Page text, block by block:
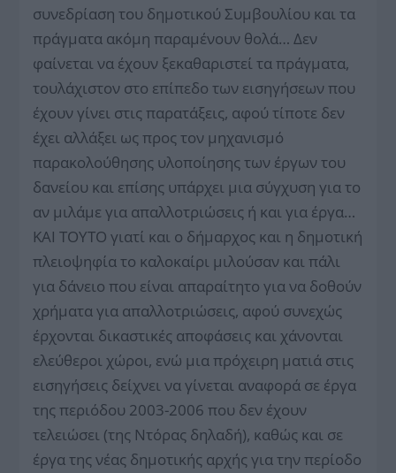
συνεδρίαση του δημοτικού Συμβουλίου και τα
πράγματα ακόμη παραμένουν θολά… Δεν
φαίνεται να έχουν ξεκαθαριστεί τα πράγματα,
τουλάχιστον στο επίπεδο των εισηγήσεων που
έχουν γίνει στις παρατάξεις, αφού τίποτε δεν
έχει αλλάξει ως προς τον μηχανισμό
παρακολούθησης υλοποίησης των έργων του
δανείου και επίσης υπάρχει μια σύγχυση για το
αν μιλάμε για απαλλοτριώσεις ή και για έργα…
ΚΑΙ ΤΟΥΤΟ γιατί και ο δήμαρχος και η δημοτική
πλειοψηφία το καλοκαίρι μιλούσαν και πάλι
για δάνειο που είναι απαραίτητο για να δοθούν
χρήματα για απαλλοτριώσεις, αφού συνεχώς
έρχονται δικαστικές αποφάσεις και χάνονται
ελεύθεροι χώροι, ενώ μια πρόχειρη ματιά στις
εισηγήσεις δείχνει να γίνεται αναφορά σε έργα
της περιόδου 2003-2006 που δεν έχουν
τελειώσει (της Ντόρας δηλαδή), καθώς και σε
έργα της νέας δημοτικής αρχής για την περίοδο